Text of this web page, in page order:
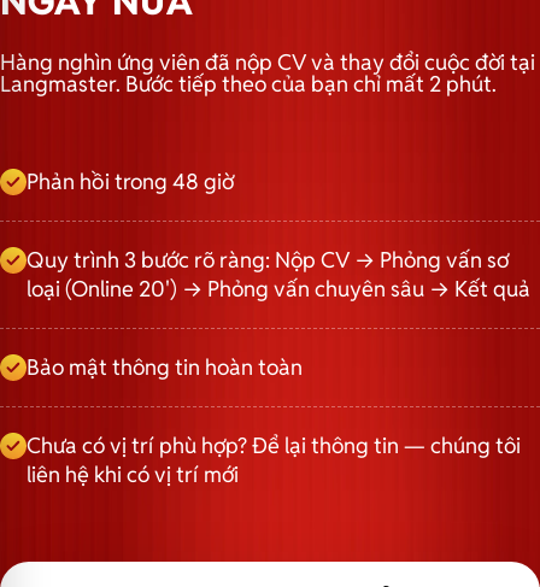
Hàng nghìn ứng viên đã nộp CV và thay đổi cuộc đời tại
Langmaster. Bước tiếp theo của bạn chỉ mất 2 phút.
Phản hồi trong 48 giờ
Quy trình 3 bước rõ ràng: Nộp CV → Phỏng vấn sơ
loại (Online 20') → Phỏng vấn chuyên sâu → Kết quả
Bảo mật thông tin hoàn toàn
Chưa có vị trí phù hợp? Để lại thông tin — chúng tôi
liên hệ khi có vị trí mới